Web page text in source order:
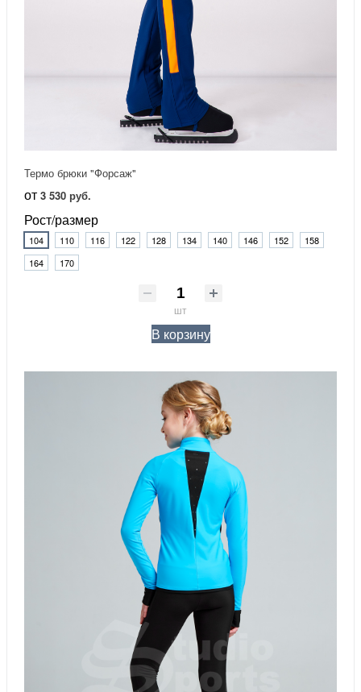
Термо брюки "Форсаж"
от 3 530 руб.
Рост/размер
104 110 116 122 128 134 140 146 152
158
164
170
шт
В корзину